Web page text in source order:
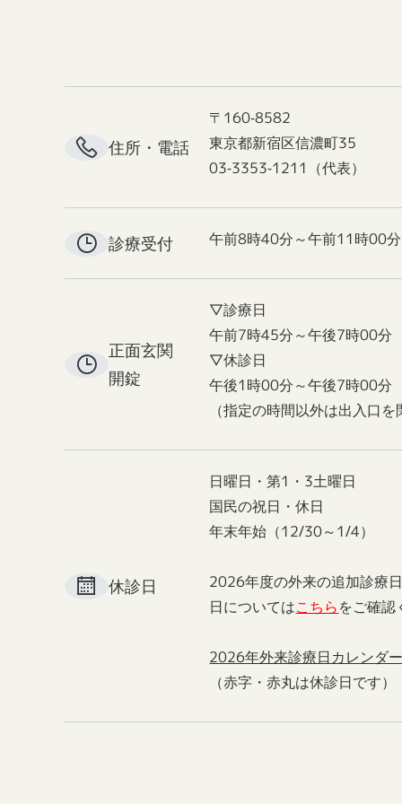
住所・電話
〒160-8582
東京都新宿区信濃町35
03-3353-1211（代表）
診療受付 午前8時40分～午前11時00分
正面玄関
開錠
▽診療日
午前7時45分～午後7時00分
▽休診日
午後1時00分～午後7時00分
（指定の時間以外は出入口を
休診日
日曜日・第1・3土曜日
国民の祝日・休日
年末年始（12/30～1/4）
2026年度の外来の追加診療
日についてはこちらをご確認
2026年外来診療日カレンダ
（赤字・赤丸は休診日です）